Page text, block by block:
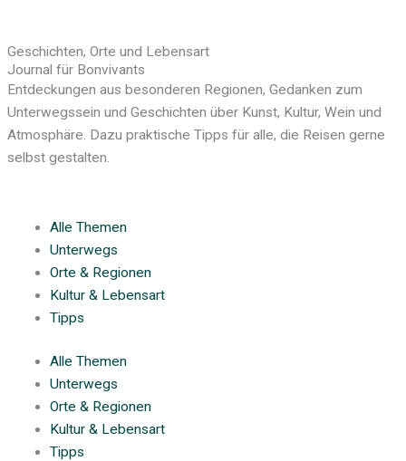
Geschichten, Orte und Lebensart
Journal für Bonvivants
Entdeckungen aus besonderen Regionen, Gedanken zum
Unterwegssein und Geschichten über Kunst, Kultur, Wein und
Atmosphäre. Dazu praktische Tipps für alle, die Reisen gerne
selbst gestalten.
Alle Themen
Unterwegs
Orte & Regionen
Kultur & Lebensart
Tipps
Alle Themen
Unterwegs
Orte & Regionen
Kultur & Lebensart
Tipps